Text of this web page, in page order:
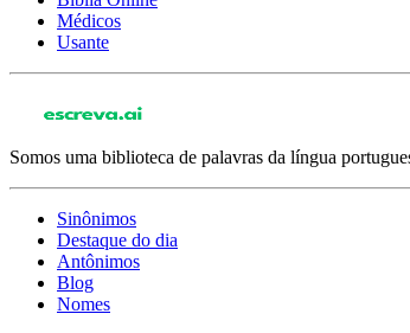
Médicos
Usante
Somos uma biblioteca de palavras da língua
Sinônimos
Destaque do dia
Antônimos
Blog
Nomes